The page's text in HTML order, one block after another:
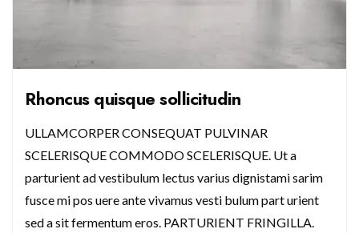
Rhoncus quisque sollicitudin
ULLAMCORPER CONSEQUAT PULVINAR
SCELERISQUE COMMODO SCELERISQUE. Ut a
parturient ad vestibulum lectus varius dignistami sarim
fusce mi pos uere ante vivamus vesti bulum part urient
sed a sit fermentum eros. PARTURIENT FRINGILLA.